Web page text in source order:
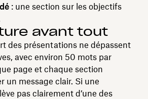
: une section sur les objectifs
avant tout
des présentations ne dépassent
avec environ 50 mots par
page et chaque section
un message clair. Si une
pas clairement d’une des